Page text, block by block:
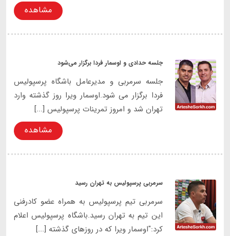
مشاهده
جلسه حدادی و اوسمار فردا برگزار می‌شود
جلسه سرمربی و مدیرعامل باشگاه پرسپولیس
فردا برگزار می شود.اوسمار ویرا روز گذشته وارد
تهران شد و امروز تمرینات پرسپولیس [...]
مشاهده
سرمربی پرسپولیس به تهران رسید
سرمربی تیم پرسپولیس به همراه عضو کادرفنی
این تیم به تهران رسید.باشگاه پرسپولیس اعلام
کرد:"اوسمار ویرا که در روزهای گذشته [...]